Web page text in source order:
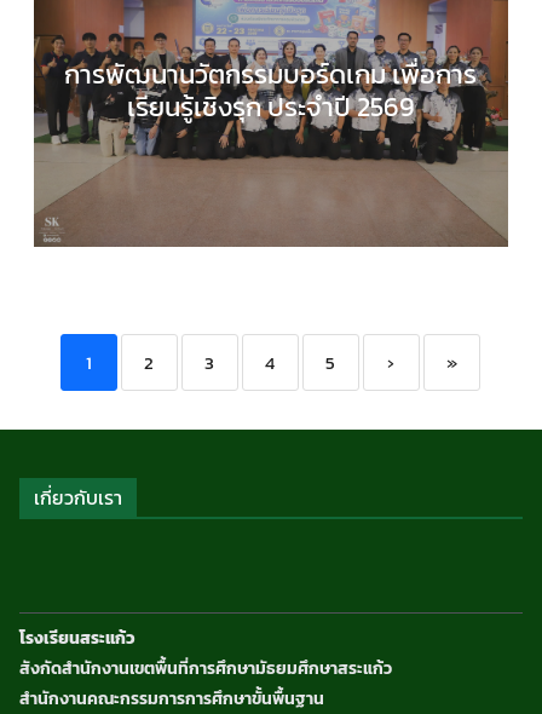
การพัฒนานวัตกรรมบอร์ดเกม เพื่อการ
เรียนรู้เชิงรุก ประจำปี 2569
COMPUTER SCIENCE, กลุ่มสาระการเรียนรู้วิทยาศา
ละเทคโนโลยี
กิจกรรมนักเรียน
1 2 3 4 5 › »
เกี่ยวกับเรา
โรงเรียนสระแก้ว
สังกัดสำนักงานเขตพื้นที่การศึกษามัธยมศึกษาสระแก้ว
สำนักงานคณะกรรมการการศึกษาขั้นพื้นฐาน